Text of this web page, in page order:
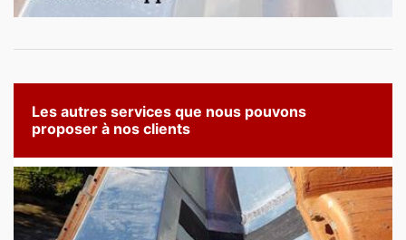
Les autres services que nous pouvons
proposer à nos clients